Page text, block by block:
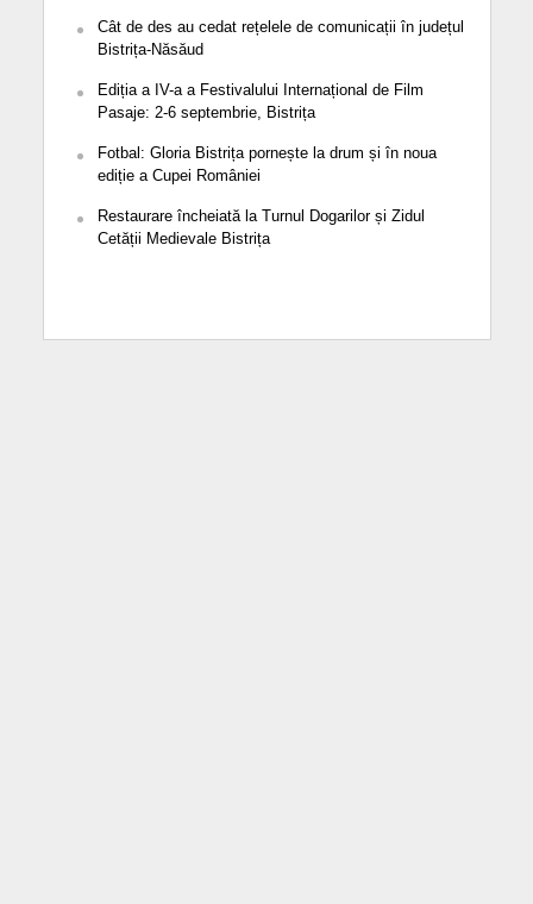
Cât de des au cedat rețelele de comunicații în județul
Bistrița-Năsăud
Ediția a IV-a a Festivalului Internațional de Film
Pasaje: 2-6 septembrie, Bistrița
Fotbal: Gloria Bistrița pornește la drum și în noua
ediție a Cupei României
Restaurare încheiată la Turnul Dogarilor și Zidul
Cetății Medievale Bistrița